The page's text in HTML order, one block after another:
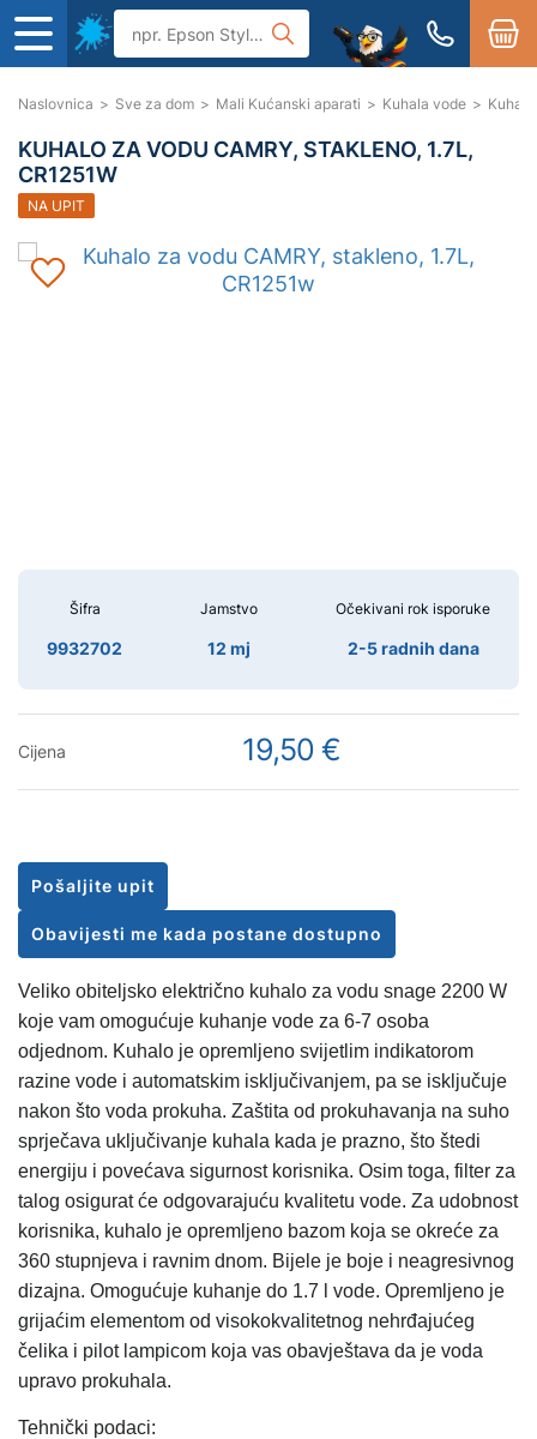
Naslovnica > Sve za dom > Mali Kućanski aparati > Kuhala vode >
Veliko obiteljsko električno kuhalo za vodu snage 2200 W
koje vam omogućuje kuhanje vode za 6-7 osoba
odjednom. Kuhalo je opremljeno svijetlim indikatorom
razine vode i automatskim isključivanjem, pa se isključuje
nakon što voda prokuha. Zaštita od prokuhavanja na suho
sprječava uključivanje kuhala kada je prazno, što štedi
energiju i povećava sigurnost korisnika. Osim toga, filter za
talog osigurat će odgovarajuću kvalitetu vode. Za udobnost
korisnika, kuhalo je opremljeno bazom koja se okreće za
360 stupnjeva i ravnim dnom. Bijele je boje i neagresivnog
dizajna. Omogućuje kuhanje do 1.7 l vode. Opremljeno je
grijaćim elementom od visokokvalitetnog nehrđajućeg
čelika i pilot lampicom koja vas obavještava da je voda
upravo prokuhala.
Tehnički podaci:
KUHALO ZA VODU CAMRY, STAKLENO, 1.7L,
CR1251W
NA UPIT
Šifra
9932702
Jamstvo
12 mj
Očekivani rok isporuke
2-5 radnih dana
Cijena 19,50 €
Pošaljite upit
Obavijesti me kada postane dostupno